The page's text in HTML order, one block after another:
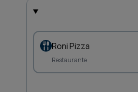
Roni Pizza
Restaurante